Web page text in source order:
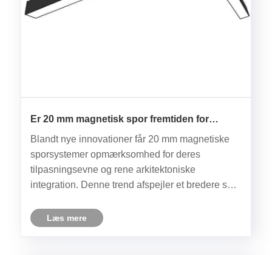
Er 20 mm magnetisk spor fremtiden for
Blandt nye innovationer får 20 mm magnetiske
sporsystemer opmærksomhed for deres
tilpasningsevne og rene arkitektoniske
integration. Denne trend afspejler et bredere skift
længere kun er funktionel, men også et
kerneelement i rumligt design.
Læs mere